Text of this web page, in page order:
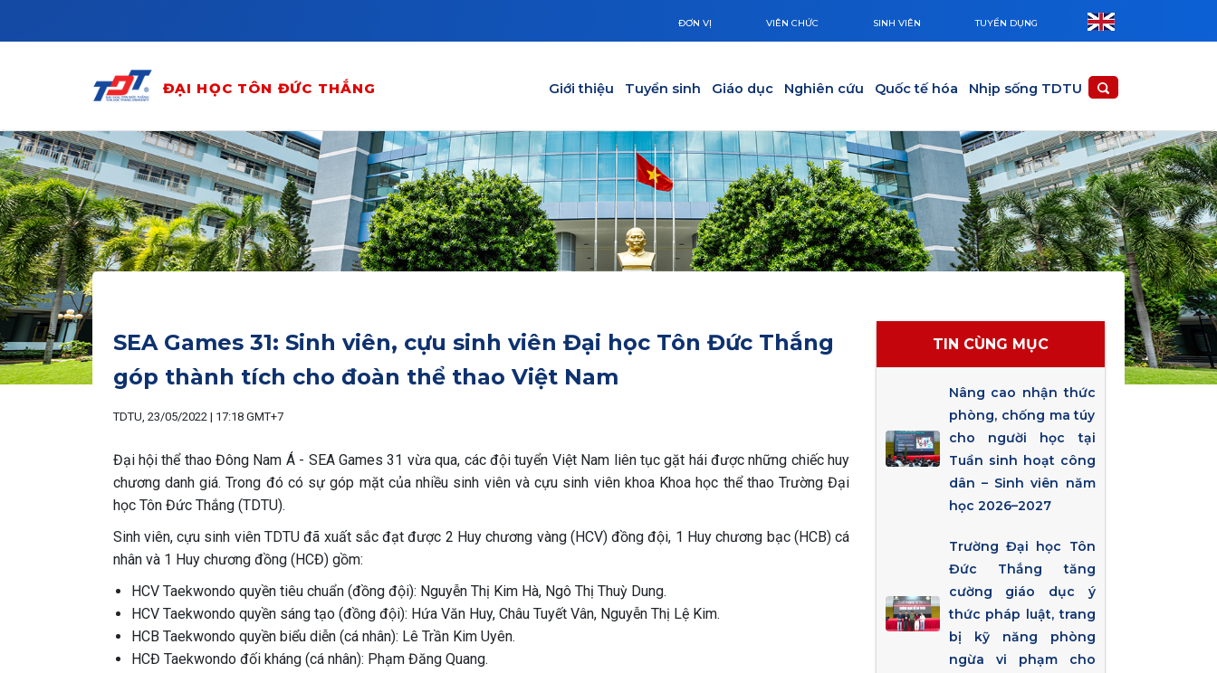
ĐƠN VỊ VIÊN CHỨC SINH VIÊN TUYỂN DỤNG
ĐẠI HỌC TÔN ĐỨC THẮNG Giới thiệu Tuyển sinh Giáo dục Nghiên cứu Quốc tế hóa Nhịp sống TDTU
SEA Games 31: Sinh viên, cựu sinh viên Đại học Tôn Đức Thắng
góp thành tích cho đoàn thể thao Việt Nam
TDTU, 23/05/2022 | 17:18 GMT+7
Đại hội thể thao Đông Nam Á - SEA Games 31 vừa qua, các đội tuyển Việt Nam liên tục gặt hái được những chiếc huy
chương danh giá. Trong đó có sự góp mặt của nhiều sinh viên và cựu sinh viên khoa Khoa học thể thao Trường Đại
học Tôn Đức Thắng (TDTU).
Sinh viên, cựu sinh viên TDTU đã xuất sắc đạt được 2 Huy chương vàng (HCV) đồng đội, 1 Huy chương bạc (HCB) cá
nhân và 1 Huy chương đồng (HCĐ) gồm:
HCV Taekwondo quyền tiêu chuẩn (đồng đội): Nguyễn Thị Kim Hà, Ngô Thị Thuỳ Dung.
HCV Taekwondo quyền sáng tạo (đồng đội): Hứa Văn Huy, Châu Tuyết Vân, Nguyễn Thị Lệ Kim.
HCB Taekwondo quyền biểu diễn (cá nhân): Lê Trần Kim Uyên.
HCĐ Taekwondo đối kháng (cá nhân): Phạm Đăng Quang.
TIN CÙNG MỤC
Nâng cao nhận thức
phòng, chống ma túy
cho người học tại
Tuần sinh hoạt công
dân – Sinh viên năm
học 2026–2027
Trường Đại học Tôn
Đức Thắng tăng
cường giáo dục ý
thức pháp luật, trang
bị kỹ năng phòng
ngừa vi phạm cho